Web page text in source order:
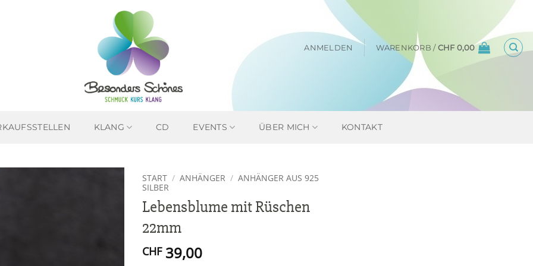
ANMELDEN WARENKORB / CHF0,00
KLANG CD EVENTS ÜBER MICH KONTAKT
START / ANHÄNGER / ANHÄNGER AUS 925
SILBER
Lebensblume mit Rüschen
22mm
CHF39,00